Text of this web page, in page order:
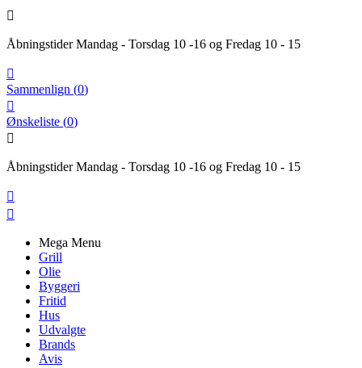

Åbningstider Mandag - Torsdag 10 -16 og Fredag 10 - 15

Sammenlign (0)

Ønskeliste (0)

Åbningstider Mandag - Torsdag 10 -16 og Fredag 10 - 15


Mega Menu
Grill
Olie
Byggeri
Fritid
Hus
Udvalgte
Brands
Avis